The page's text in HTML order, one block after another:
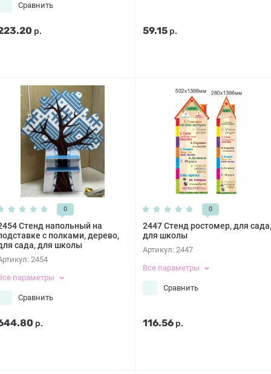
Сравнить
р. 59.15 р.
0
Стенд напольный на
с полками, дерево,
сада, для школы
2454
параметры
Сравнить
р.
0
2447 Стенд ростомер, для сада,
для школы
Артикул: 2447
Все параметры
Сравнить
116.56 р.